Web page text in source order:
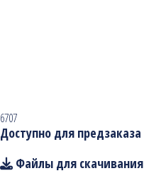
6707
Доступно для предзаказа
Файлы для скачивания